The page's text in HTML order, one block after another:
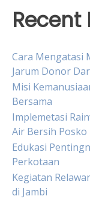
Recent
Cara Mengatasi
Jarum Donor
Misi
Bersama
Implemetasi
Air Bersih
Edukasi
Perkotaan
Kegiatan
di Jambi